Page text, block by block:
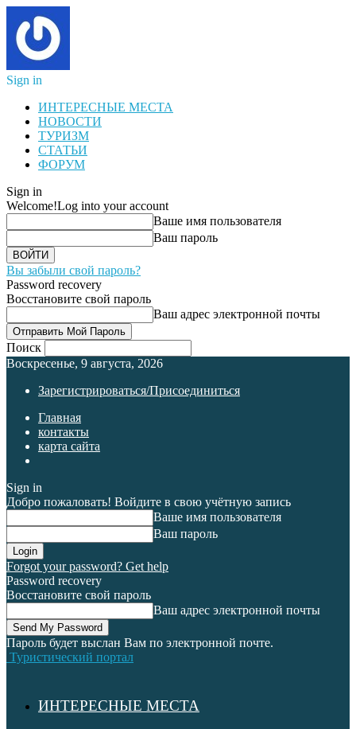
Sign in
ИНТЕРЕСНЫЕ МЕСТА
НОВОСТИ
ТУРИЗМ
СТАТЬИ
ФОРУМ
Sign in
Welcome!Log into your account
Ваше имя пользователя
Ваш пароль
Вы забыли свой пароль?
Password recovery
Восстановите свой пароль
Ваш адрес электронной почты
Поиск
Воскресенье, 9 августа, 2026
Зарегистрироваться/Присоединиться
Главная
контакты
карта сайта
Sign in
Добро пожаловать! Войдите в свою учётную запись
Ваше имя пользователя
Ваш пароль
Forgot your password? Get help
Password recovery
Восстановите свой пароль
Ваш адрес электронной почты
Пароль будет выслан Вам по электронной почте.
Туристический портал
ИНТЕРЕСНЫЕ МЕСТА